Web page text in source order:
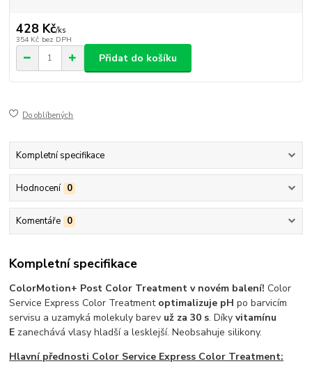
428 Kč/ks
354 Kč bez DPH
Přidat do košíku
Do oblíbených
Kompletní specifikace
Hodnocení 0
Komentáře 0
Kompletní specifikace
ColorMotion+ Post Color Treatment v novém balení! Color
Service Express Color Treatment optimalizuje pH po barvicím
servisu a uzamyká molekuly barev už za 30 s. Díkyvitamínu
E zanechává vlasy hladší a lesklejší. Neobsahuje silikony.
Hlavní přednosti Color Service Express Color Treatment: